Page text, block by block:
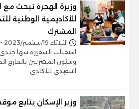
وزيرة الهجرة تبحث مع
للأكاديمية الوطنية
المشترك
الثلاثاء 19/سبتمبر/2023 - 11:21 ص
استقبلت السفيرة سها جندي
وشئون المصريين بالخارج
التنفيذي للأكادي
وزير الإسكان يتابع